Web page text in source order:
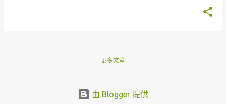
更多文章
由 Blogger 提供